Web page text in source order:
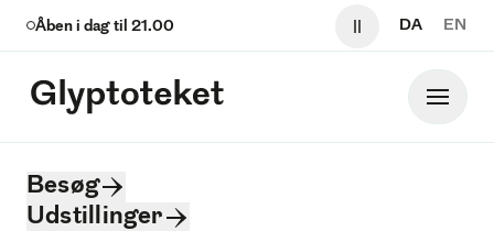
Åben i dag til 21.00
Pause video og
DA EN
Glyptoteket
Hoved
Besøg
Udstillinger
Tidligere udstillinger